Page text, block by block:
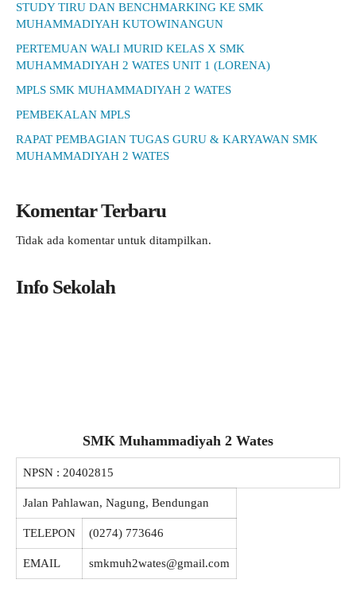
STUDY TIRU DAN BENCHMARKING KE SMK
MUHAMMADIYAH KUTOWINANGUN
PERTEMUAN WALI MURID KELAS X SMK
MUHAMMADIYAH 2 WATES UNIT 1 (LORENA)
MPLS SMK MUHAMMADIYAH 2 WATES
PEMBEKALAN MPLS
RAPAT PEMBAGIAN TUGAS GURU & KARYAWAN SMK
MUHAMMADIYAH 2 WATES
Komentar Terbaru
Tidak ada komentar untuk ditampilkan.
Info Sekolah
SMK Muhammadiyah 2 Wates
NPSN : 20402815
Jalan Pahlawan, Nagung, Bendungan
TELEPON (0274) 773646
EMAIL smkmuh2wates@gmail.com